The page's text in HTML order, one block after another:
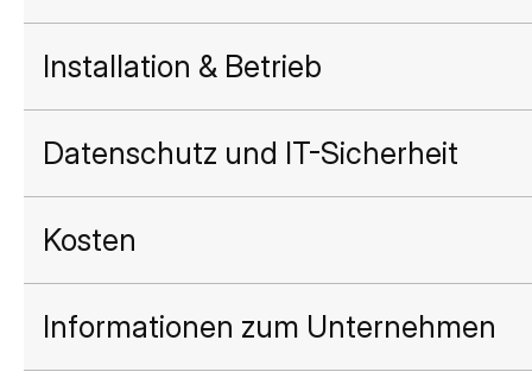
Installation & Betrieb
Datenschutz und IT-Sicherheit
Kosten
Informationen zum Unternehmen